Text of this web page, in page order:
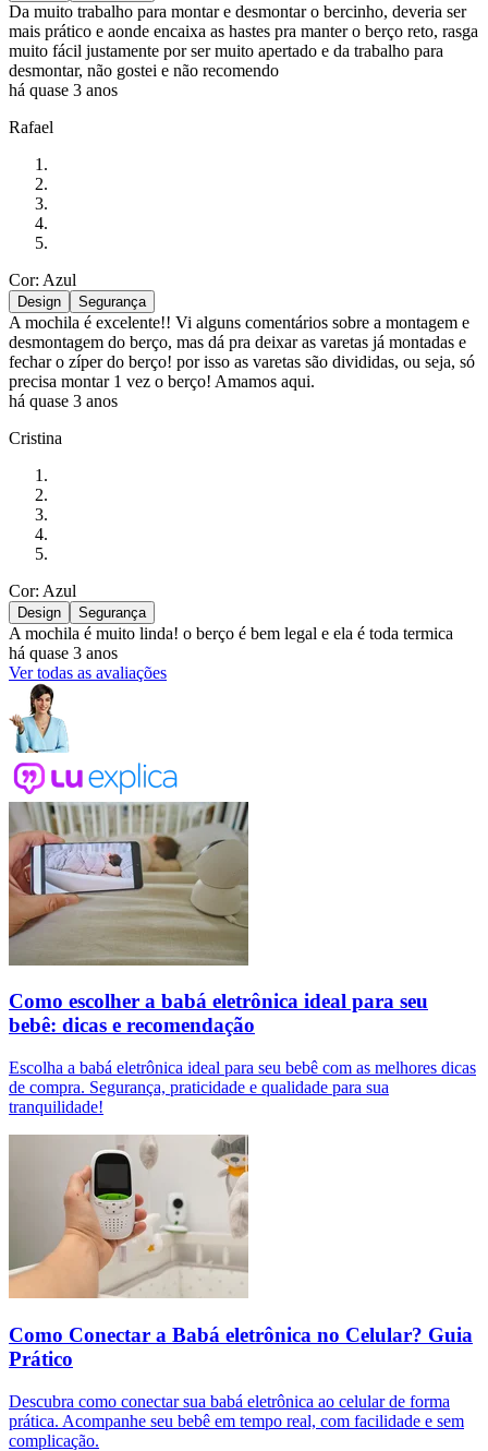
Da muito trabalho para montar e desmontar o bercinho, deveria ser
mais prático e aonde encaixa as hastes pra manter o berço reto, rasga
muito fácil justamente por ser muito apertado e da trabalho para
desmontar, não gostei e não recomendo
há quase 3 anos
Rafael
Cor: Azul
Design Segurança
A mochila é excelente!! Vi alguns comentários sobre a montagem e
desmontagem do berço, mas dá pra deixar as varetas já montadas e
fechar o zíper do berço! por isso as varetas são divididas, ou seja, só
precisa montar 1 vez o berço! Amamos aqui.
há quase 3 anos
Cristina
Cor: Azul
Design Segurança
A mochila é muito linda! o berço é bem legal e ela é toda termica
há quase 3 anos
Ver todas as avaliações
Como escolher a babá eletrônica ideal para seu
bebê: dicas e recomendação
Escolha a babá eletrônica ideal para seu bebê com as melhores dicas
de compra. Segurança, praticidade e qualidade para sua
tranquilidade!
Como Conectar a Babá eletrônica no Celular? Guia
Prático
Descubra como conectar sua babá eletrônica ao celular de forma
prática. Acompanhe seu bebê em tempo real, com facilidade e sem
complicação.